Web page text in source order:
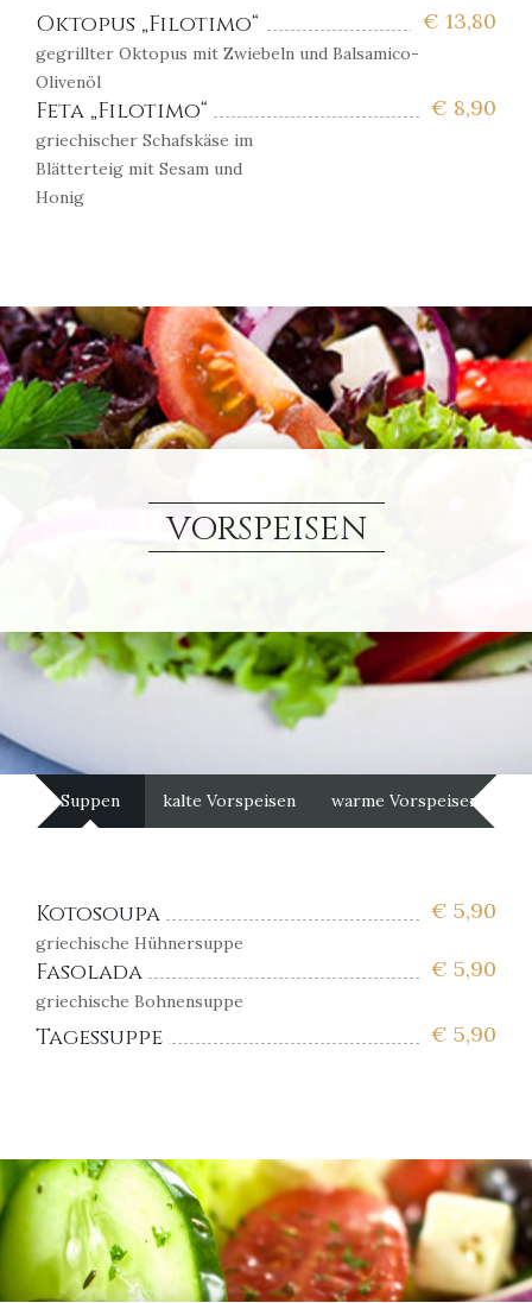
€ 13,80
Oktopus „Filotimo“
gegrillter Oktopus mit Zwiebeln und Balsamico-
Olivenöl
€ 8,90
Feta „Filotimo“
griechischer Schafskäse im
Blätterteig mit Sesam und
Honig
VORSPEISEN
Suppen kalte Vorspeisen warme Vorspeisen
€ 5,90
Kotosoupa
griechische Hühnersuppe
€ 5,90
Fasolada
griechische Bohnensuppe
€ 5,90
Tagessuppe